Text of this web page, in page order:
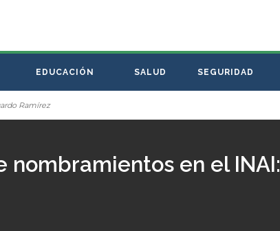
EDUCACIÓN SALUD SEGURIDAD
Ramírez
nombramientos en el INAI: